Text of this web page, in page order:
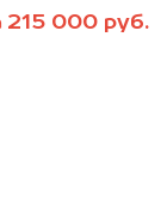
215 000 руб.